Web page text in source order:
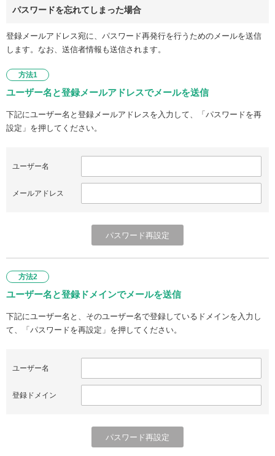
パスワードを忘れてしまった場合
登録メールアドレス宛に、パスワード再発行を行うためのメールを送信
します。なお、送信者情報も送信されます。
方法1
ユーザー名と登録メールアドレスでメールを送信
下記にユーザー名と登録メールアドレスを入力して、「パスワードを再
設定」を押してください。
ユーザー名
メールアドレス
方法2
ユーザー名と登録ドメインでメールを送信
下記にユーザー名と、そのユーザー名で登録しているドメインを入力し
て、「パスワードを再設定」を押してください。
ユーザー名
登録ドメイン